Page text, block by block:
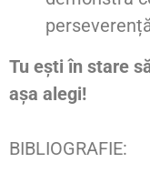
Tu ești în stare
așa alegi!
BIBLIOGRAFIE: